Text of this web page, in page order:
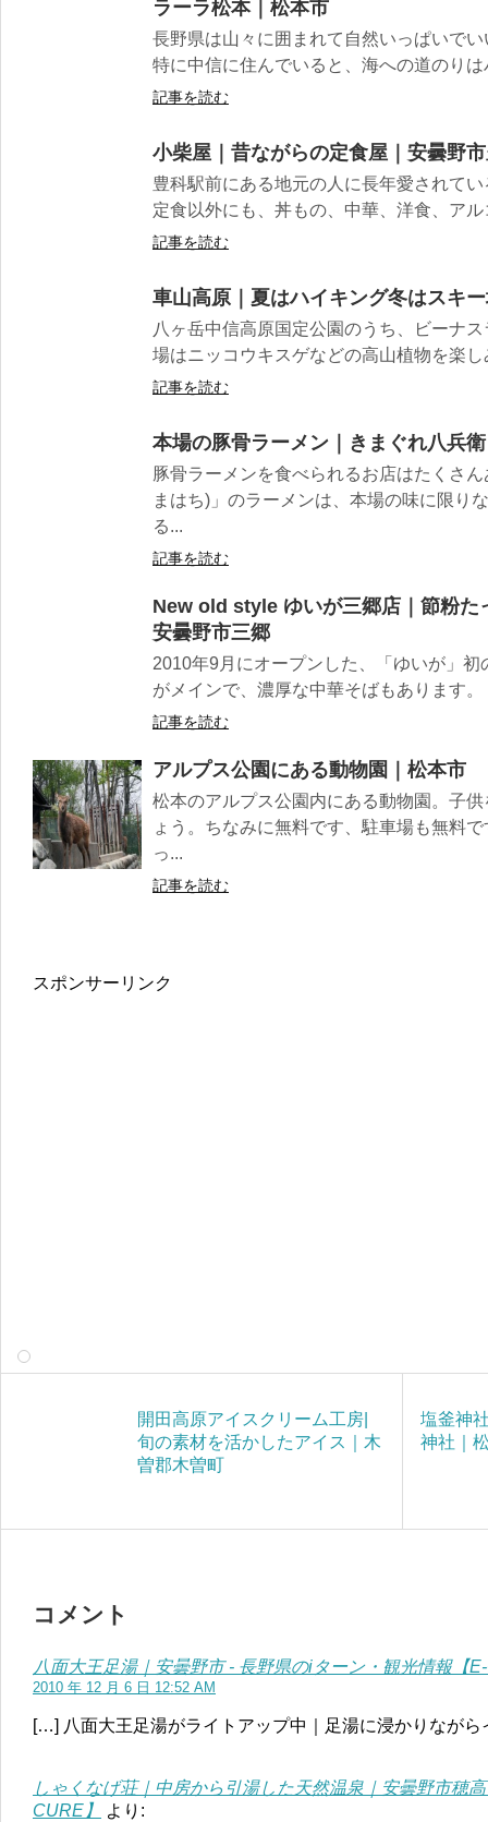
ラーラ松本｜松本市
長野県は山々に囲まれて自然いっぱいで
特に中信に住んでいると、海への道のり
記事を読む
小柴屋｜昔ながらの定食屋｜安曇野
豊科駅前にある地元の人に長年愛されて
定食以外にも、丼もの、中華、洋食、ア
記事を読む
車山高原｜夏はハイキング冬はスキ
八ヶ岳中信高原国定公園のうち、ビーナ
場はニッコウキスゲなどの高山植物を楽
記事を読む
本場の豚骨ラーメン｜きまぐれ八兵
豚骨ラーメンを食べられるお店はたくさ
まはち)」のラーメンは、本場の味に限り
る...
記事を読む
New old style ゆいが三郷店｜節粉た
安曇野市三郷
2010年9月にオープンした、「ゆいが」
がメインで、濃厚な中華そばもあります
記事を読む
アルプス公園にある動物園｜松本市
松本のアルプス公園内にある動物園。子
ょう。ちなみに無料です、駐車場も無料
っ...
記事を読む
スポンサーリンク
開田高原アイスクリーム工房|
旬の素材を活かしたアイス｜木
曽郡木曽町
塩釜神
神社｜
コメント
八面大王足湯｜安曇野市 - 長野県のiターン・観光情報【
2010 年 12 月 6 日 12:52 AM
[…] 八面大王足湯がライトアップ中｜足湯に浸かりなが
しゃくなげ荘｜中房から引湯した天然温泉｜安曇野市穂
CURE】
より: